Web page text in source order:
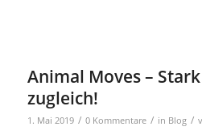
Animal Moves –
zugleich!
1. Mai 2019 / 0 Kommentare / in Blog /